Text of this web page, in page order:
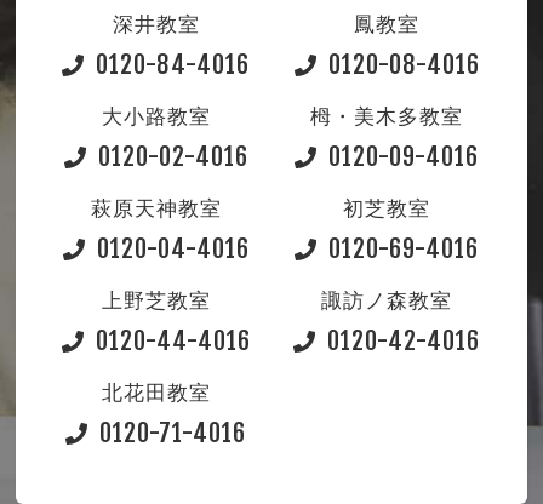
深井教室
0120-84-4016
鳳教室
0120-08-4016
大小路教室
0120-02-4016
栂・美木多教室
0120-09-4016
萩原天神教室
0120-04-4016
初芝教室
0120-69-4016
上野芝教室
0120-44-4016
諏訪ノ森教室
0120-42-4016
北花田教室
0120-71-4016